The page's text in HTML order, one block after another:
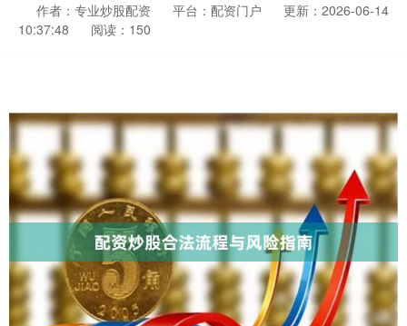
作者：专业炒股配资 平台：配资门户
更新：2026-06-14
10:37:48
阅读：150